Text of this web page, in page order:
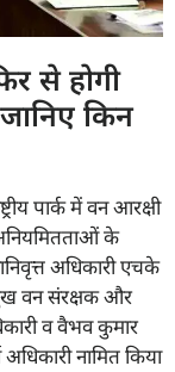
से होगी
किन
पार्क में वन आरक्षी
के
अधिकारी एचके
वन संरक्षक और
व वैभव कुमार
नामित किया